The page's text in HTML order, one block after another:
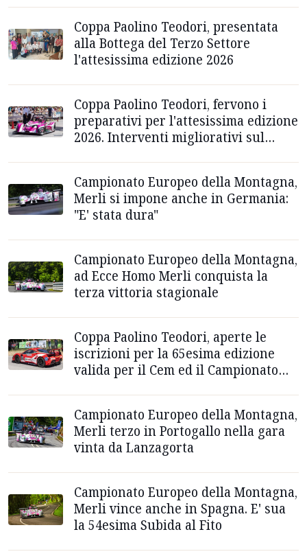
Coppa Paolino Teodori, presentata
alla Bottega del Terzo Settore
l'attesissima edizione 2026
Coppa Paolino Teodori, fervono i
preparativi per l'attesissima edizione
2026. Interventi migliorativi sul
Campionato Europeo della Montagna,
Merli si impone anche in Germania:
"E' stata dura"
Campionato Europeo della Montagna,
ad Ecce Homo Merli conquista la
terza vittoria stagionale
Coppa Paolino Teodori, aperte le
iscrizioni per la 65esima edizione
valida per il Cem ed il Campionato
Campionato Europeo della Montagna,
Merli terzo in Portogallo nella gara
vinta da Lanzagorta
Campionato Europeo della Montagna,
Merli vince anche in Spagna. E' sua
la 54esima Subida al Fito